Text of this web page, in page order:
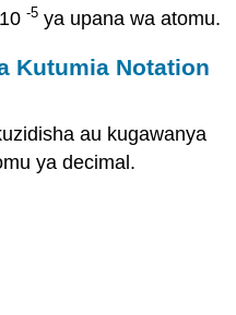
10-5 ya upana wa atomu.
Kutumia Notation
au kugawanya
ya decimal.